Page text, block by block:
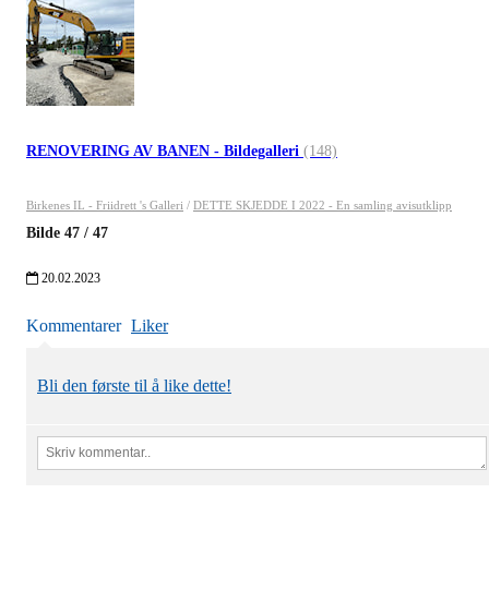
RENOVERING AV BANEN - Bildegalleri (148)
Birkenes IL - Friidrett 's Galleri / DETTE SKJEDDE I 2022 - En samling avisutklipp
Bilde 47 / 47
20.02.2023
Kommentarer Liker
Bli den første til å like dette!